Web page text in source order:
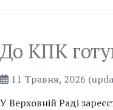
До КПК
11 Травня, 2026
У Верховній Раді